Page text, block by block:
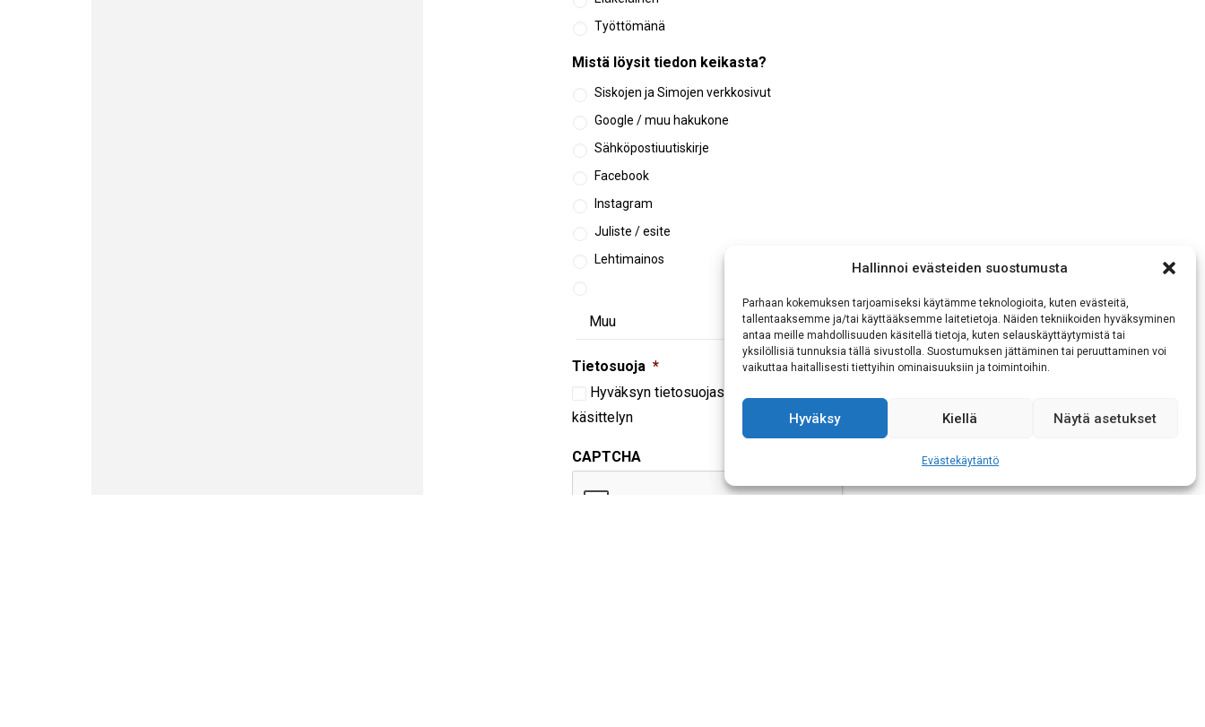
Hallinnoi evästeiden suostumusta
Parhaan kokemuksen tarjoamiseksi käytämme teknologioita, kuten evästeitä,
tallentaaksemme ja/tai käyttääksemme laitetietoja. Näiden tekniikoiden hyväksyminen
antaa meille mahdollisuuden käsitellä tietoja, kuten selauskäyttäytymistä tai
yksilöllisiä tunnuksia tällä sivustolla. Suostumuksen jättäminen tai peruuttaminen voi
vaikuttaa haitallisesti tiettyihin ominaisuuksiin ja toimintoihin.
Hyväksy Kiellä Näytä asetukset
Evästekäytäntö
Työttömänä
Mistä löysit tiedon keikasta?
Siskojen ja Simojen verkkosivut
Google / muu hakukone
Sähköpostiuutiskirje
Facebook
Instagram
Juliste / esite
Lehtimainos
Tietosuoja *
Hyväksyntietosuojaselosteen
käsittelyn
CAPTCHA